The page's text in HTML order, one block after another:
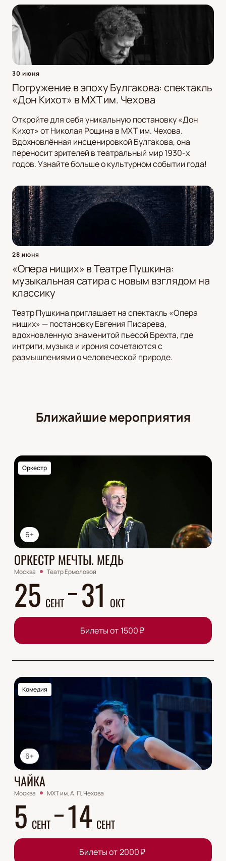
30 июня
Погружение в эпоху Булгакова: спектакль
«Дон Кихот» в МХТ им. Чехова
Откройте для себя уникальную постановку «Дон
Кихот» от Николая Рощина в МХТ им. Чехова.
Вдохновлённая инсценировкой Булгакова, она
переносит зрителей в театральный мир 1930-х
годов. Узнайте больше о культурном событии года!
28 июня
«Опера нищих» в Театре Пушкина:
музыкальная сатира с новым взглядом на
классику
Театр Пушкина приглашает на спектакль «Опера
нищих» — постановку Евгения Писарева,
вдохновленную знаменитой пьесой Брехта, где
интриги, музыка и ирония сочетаются с
размышлениями о человеческой природе.
Ближайшие мероприятия
6+
Оркестр
ОРКЕСТР МЕЧТЫ. МЕДЬ
Москва Театр Ермоловой
25 СЕНТ 31 ОКТ
Билеты от 1500₽
6+
Комедия
ЧАЙКА
Москва МХТ им. А. П. Чехова
5 СЕНТ 14 СЕНТ
Билеты от 2000₽